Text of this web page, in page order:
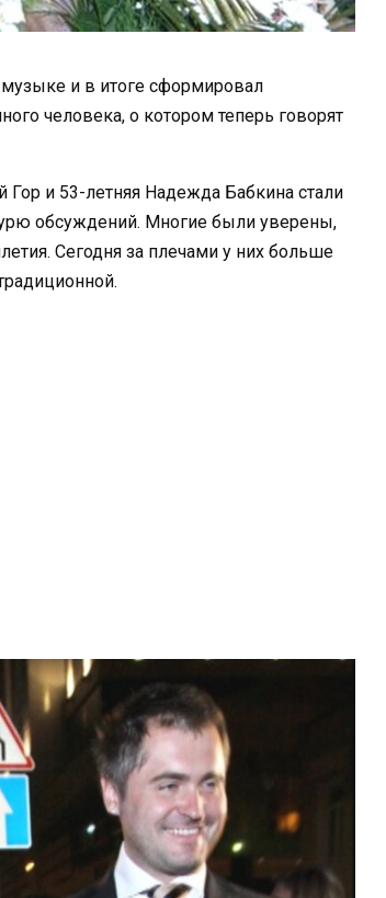
и в итоге сформировал
человека, о котором теперь говорят
Гор и 53-летняя Надежда Бабкина стали
обсуждений. Многие были уверены,
Сегодня за плечами у них больше